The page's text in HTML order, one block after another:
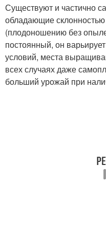
​Существуют и частично
обладающие склонностью
(плодоношению без
постоянный, он
условий, места
всех случаях даже
больший урожай при